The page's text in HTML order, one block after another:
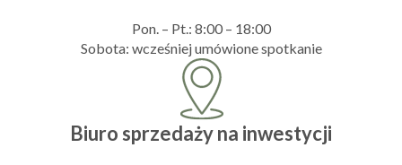
Pon. – Pt.: 8:00 – 18:00
Sobota: wcześniej umówione spotkanie
Biuro sprzedaży na inwestycji